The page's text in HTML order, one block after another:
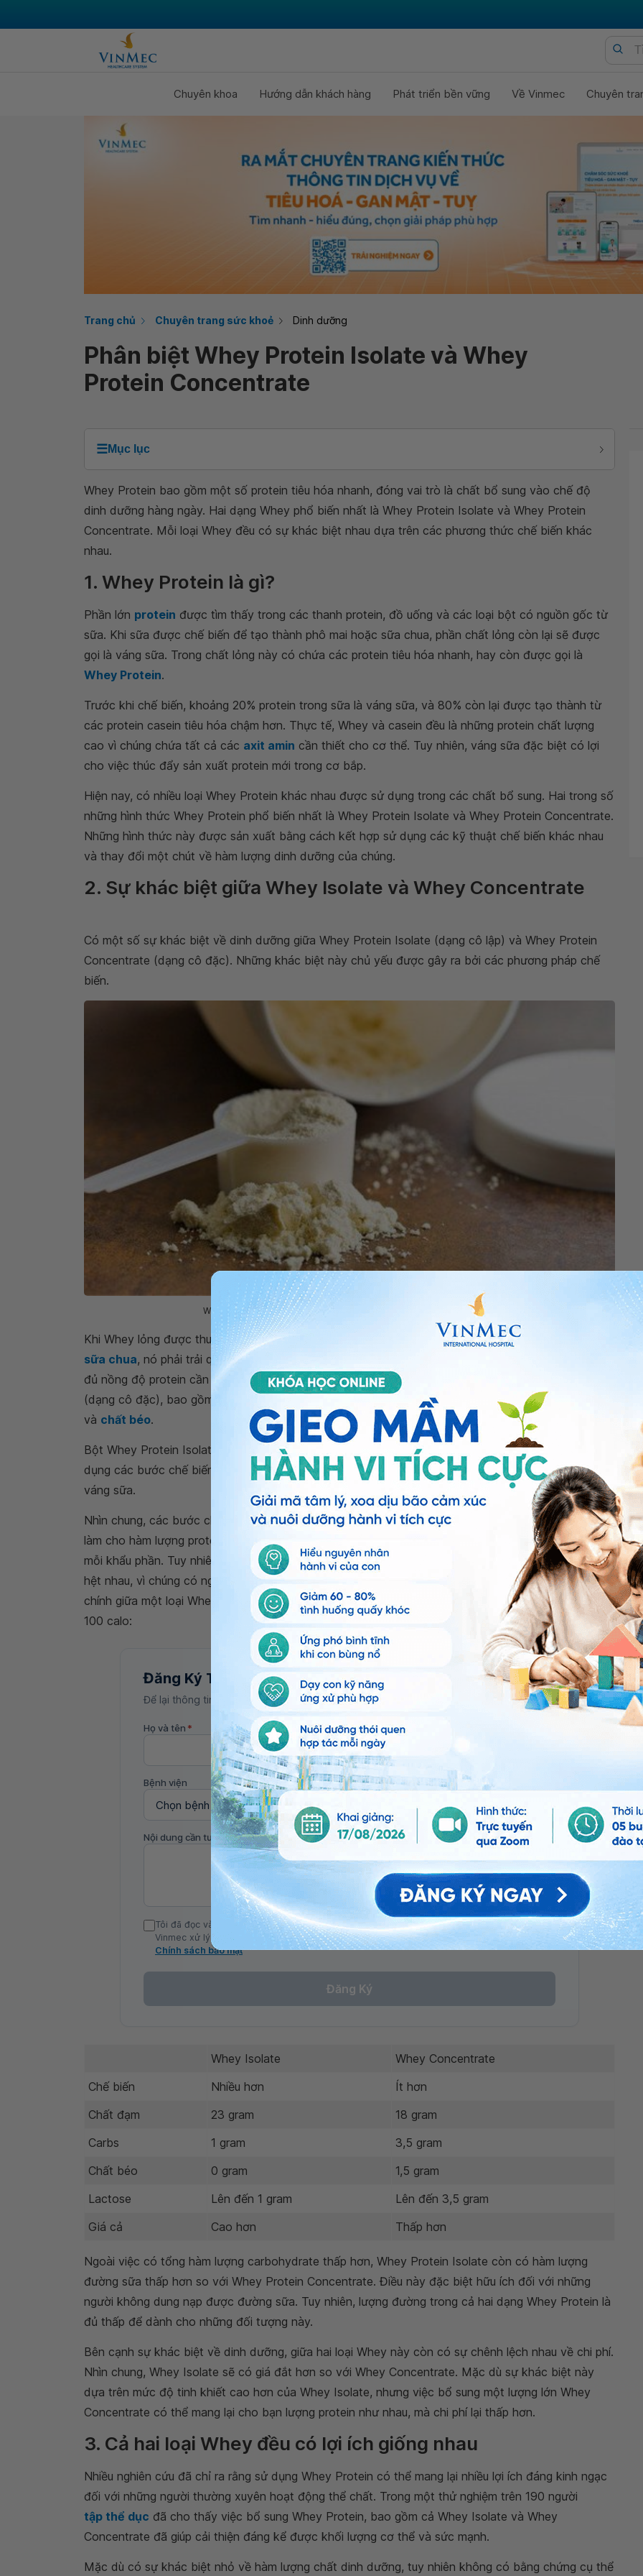
Chuyên khoa Hướng dẫn khách hàng Phát triển bền vững Về Vinmec Chuyên
Trang chủ Chuyên trang sức khoẻ Dinh dưỡng
Phân biệt Whey Protein Isolate và Whey
Protein Concentrate
☰Mục lục
Whey Protein bao gồm một số protein tiêu hóa nhanh, đóng vai trò là chất bổ sung vào chế độ
dinh dưỡng hàng ngày. Hai dạng Whey phổ biến nhất là Whey Protein Isolate và Whey Protein
Concentrate. Mỗi loại Whey đều có sự khác biệt nhau dựa trên các phương thức chế biến khác
nhau.
1. Whey Protein là gì?
Phần lớn protein được tìm thấy trong các thanh protein, đồ uống và các loại bột có nguồn gốc từ
sữa. Khi sữa được chế biến để tạo thành phô mai hoặc sữa chua, phần chất lỏng còn lại sẽ được
gọi là váng sữa. Trong chất lỏng này có chứa các protein tiêu hóa nhanh, hay còn được gọi là
Whey Protein.
Trước khi chế biến, khoảng 20% protein trong sữa là váng sữa, và 80% còn lại được tạo thành từ
các protein casein tiêu hóa chậm hơn. Thực tế, Whey và casein đều là những protein chất lượng
cao vì chúng chứa tất cả các axit amin cần thiết cho cơ thể. Tuy nhiên, váng sữa đặc biệt có lợi
cho việc thúc đẩy sản xuất protein mới trong cơ bắp.
Hiện nay, có nhiều loại Whey Protein khác nhau được sử dụng trong các chất bổ sung. Hai trong số
những hình thức Whey Protein phổ biến nhất là Whey Protein Isolate và Whey Protein Concentrate.
Những hình thức này được sản xuất bằng cách kết hợp sử dụng các kỹ thuật chế biến khác nhau
và thay đổi một chút về hàm lượng dinh dưỡng của chúng.
2. Sự khác biệt giữa Whey Isolate và Whey Concentrate
Có một số sự khác biệt về dinh dưỡng giữa Whey Protein Isolate (dạng cô lập) và Whey Protein
Concentrate (dạng cô đặc). Những khác biệt này chủ yếu được gây ra bởi các phương pháp chế
biến.
Whey Protein đem lại những giá trị dinh dưỡng cao cho người tập luyện
Khi Whey lỏng được thu thập dưới dạng sản phẩm phụ của quá trình sản xuất phô mai hoặc
sữa chua, nó phải trải qua một số bước chế biến để tăng hàm lượng protein. Sau khi đã đạt được
đủ nồng độ protein cần thiết, chất lỏng có thể được sấy khô để tạo thành bột Whey Concentrate
(dạng cô đặc), bao gồm tới 80% protein theo trọng lượng, và 20% còn lại có chứacarbohydrate
và chất béo.
Bột Whey Protein Isolate có thể chứa tới 90% protein trở lên theo trọng lượng sản xuất nếu sử
dụng các bước chế biến khác nhau nhằm làm giảm hàm lượng chất béo và carbohydrate trong
váng sữa.
Nhìn chung, các bước chế biến được sử dụng trong quá trình sản xuất Whey Protein Isolate có thể
làm cho hàm lượng protein cao hơn và cắt giảm hàm lượng chất béo cũng như carbohydrate trên
mỗi khẩu phần. Tuy nhiên, các loại axit amin được tìm thấy trong cả hai dạng Whey hầu như giống
hệt nhau, vì chúng có nguồn gốc từ cùng một loại protein. Bảng dưới đây sẽ cho thấy sự khác biệt
chính giữa một loại Whey Isolate tiêu chuẩn và loại Whey Concentrate bổ sung dành cho khẩu phần
100 calo:
Đăng Ký Tư Vấn
Để lại thông tin, bác sĩ Vinmec sẽ liên hệ tư vấn trong 24 giờ.
Họ và tên * Số điện thoại
Bệnh viện
Nội dung cần tư vấn
Tôi đã đọc và đồng ý với Chính sách bảo vệ dữ liệu cá nhân của Vinmec và chấp thuận để
Vinmec xử lý DLCN của tôi theo quy định của pháp luật về bảo vệ DLCN.
Chính sách bảo mật
Đăng Ký
Whey Isolate
Whey Concentrate
Chế biến
Nhiều hơn
Ít hơn
Chất đạm
23 gram
18 gram
Carbs
1 gram
3,5 gram
Chất béo
0 gram
1,5 gram
Lactose
Lên đến 1 gram
Lên đến 3,5 gram
Giá cả
Cao hơn Thấp hơn
Ngoài việc có tổng hàm lượng carbohydrate thấp hơn, Whey Protein Isolate còn có hàm lượng
đường sữa thấp hơn so với Whey Protein Concentrate. Điều này đặc biệt hữu ích đối với những
người không dung nạp được đường sữa. Tuy nhiên, lượng đường trong cả hai dạng Whey Protein là
đủ thấp để dành cho những đối tượng này.
Bên cạnh sự khác biệt về dinh dưỡng, giữa hai loại Whey này còn có sự chênh lệch nhau về chi phí.
Nhìn chung, Whey Isolate sẽ có giá đắt hơn so với Whey Concentrate. Mặc dù sự khác biệt này
dựa trên mức độ tinh khiết cao hơn của Whey Isolate, nhưng việc bổ sung một lượng lớn Whey
Concentrate có thể mang lại cho bạn lượng protein như nhau, mà chi phí lại thấp hơn.
3. Cả hai loại Whey đều có lợi ích giống nhau
Nhiều nghiên cứu đã chỉ ra rằng sử dụng Whey Protein có thể mang lại nhiều lợi ích đáng kinh ngạc
đối với những người thường xuyên hoạt động thể chất. Trong một thử nghiệm trên 190 người
tập thể dục đã cho thấy việc bổ sung Whey Protein, bao gồm cả Whey Isolate và Whey
Concentrate đã giúp cải thiện đáng kể được khối lượng cơ thể và sức mạnh.
Mặc dù có sự khác biệt nhỏ về hàm lượng chất dinh dưỡng, tuy nhiên không có bằng chứng cụ thể